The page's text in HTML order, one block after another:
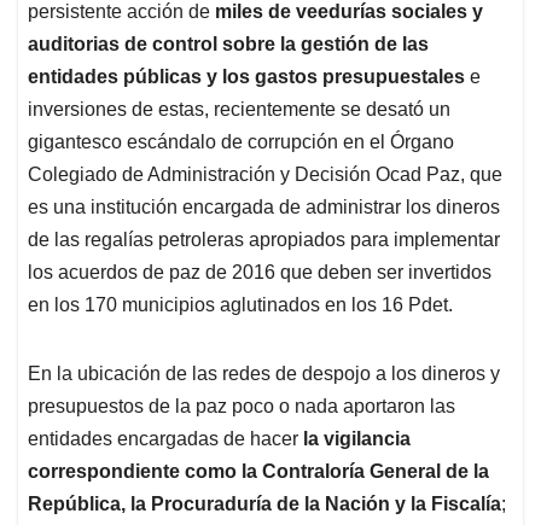
A
p
p
o
o
k
d
I
n
d
s
persistente acción de miles de veedurías sociales y
auditorias de control sobre la gestión de las
entidades públicas y los gastos presupuestales e
inversiones de estas, recientemente se desató un
gigantesco escándalo de corrupción en el Órgano
Colegiado de Administración y Decisión Ocad Paz, que
es una institución encargada de administrar los dineros
de las regalías petroleras apropiados para implementar
los acuerdos de paz de 2016 que deben ser invertidos
en los 170 municipios aglutinados en los 16 Pdet.
En la ubicación de las redes de despojo a los dineros y
presupuestos de la paz poco o nada aportaron las
entidades encargadas de hacer la vigilancia
correspondiente como la Contraloría General de la
República, la Procuraduría de la Nación y la Fiscalía;